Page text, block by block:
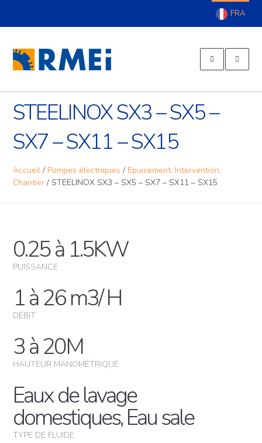
Electrique
EXPERT SUR TOUTE LA LIGNE
CONTENU
STEELINOX SX3 – SX5 –
SX7 – SX11 – SX15
Accueil /Pompes électriques /Epuisement, Intervention,
Chantier /STEELINOX SX3 – SX5 – SX7 – SX11 – SX15
0.25 à 1.5KW
PUISSANCE
1 à 26 m3/ H
DÉBIT
3 à 20M
HAUTEUR MANOMÉTRIQUE
Eaux de lavage
domestiques, Eau sale
TYPE DE FLUIDE